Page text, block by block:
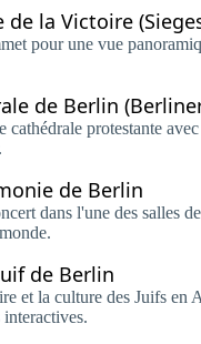
de la Victoire
pour une vue
de Berlin
cathédrale protestante
de Berlin
dans l'une des salles
de Berlin
et la culture des Juifs en